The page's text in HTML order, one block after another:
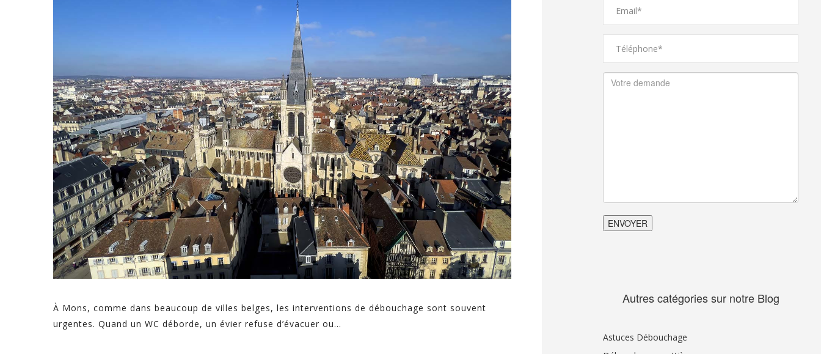
À Mons, comme dans beaucoup de villes belges, les interventions de débouchage sont souvent
urgentes. Quand un WC déborde, un évier refuse d’évacuer ou...
Autres catégories sur notre Blog
Astuces Débouchage